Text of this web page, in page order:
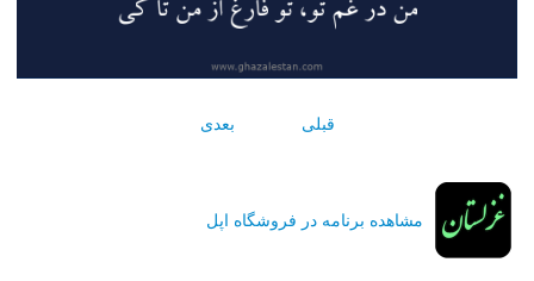
قبلی بعدی
مشاهده برنامه در فروشگاه اپل